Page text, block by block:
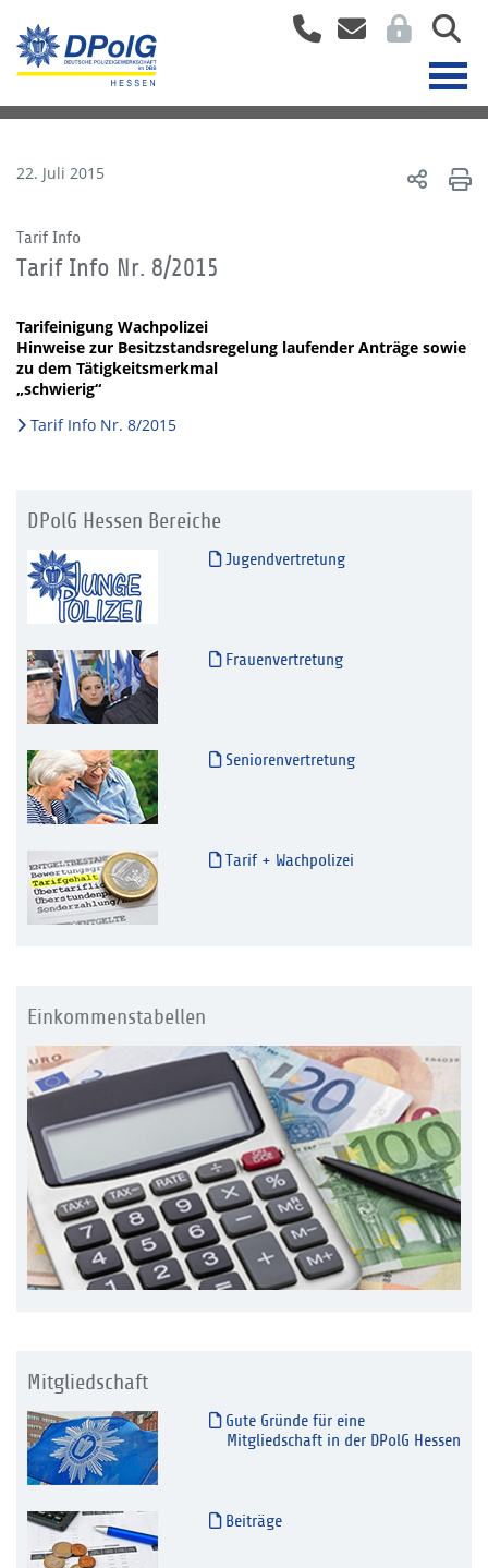
22. Juli 2015
Tarif Info
Tarif Info Nr. 8/2015
Tarifeinigung Wachpolizei
Hinweise zur Besitzstandsregelung laufender Anträge sowie
zu dem Tätigkeitsmerkmal
„schwierig“
Tarif Info Nr. 8/2015
DPolG Hessen Bereiche
Jugendvertretung
Frauenvertretung
Seniorenvertretung
Tarif + Wachpolizei
Einkommenstabellen
Mitgliedschaft
Gute Gründe für eine
Mitgliedschaft in der DPolG Hessen
Beiträge